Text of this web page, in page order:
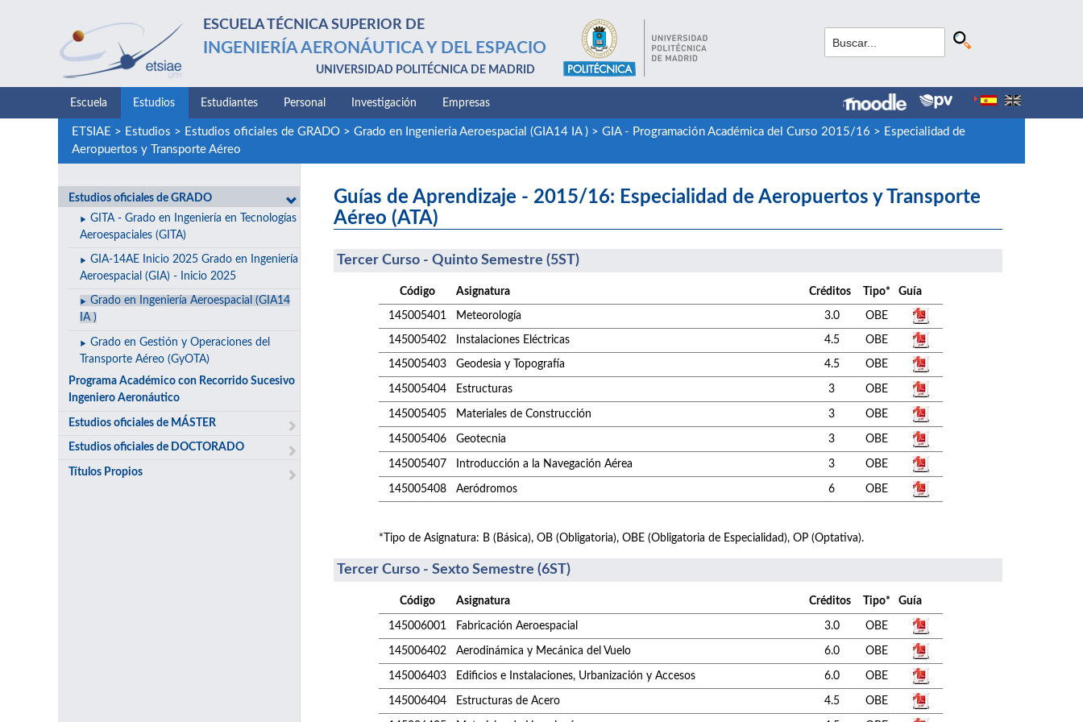
ESCUELA TÉCNICA SUPERIOR DE
INGENIERÍA AERONÁUTICA Y DEL ESPACIO
UNIVERSIDAD POLITÉCNICA DE MADRID
Escuela Estudios Estudiantes Personal Investigación Empresas
ETSIAE > Estudios > Estudios oficiales de GRADO> Grado en Ingeniería Aeroespacial (GIA14 IA )> GIA - Programación Académica del Curso 2015/16 > Especialidad de
Aeropuertos y Transporte Aéreo
Estudios oficiales de GRADO
GITA - Grado en Ingeniería en Tecnologías
Aeroespaciales (GITA)
GIA-14AE Inicio 2025 Grado en Ingeniería
Aeroespacial (GIA) - Inicio 2025
Grado en Ingeniería Aeroespacial (GIA14
IA )
Grado en Gestión y Operaciones del
Transporte Aéreo (GyOTA)
Programa Académico con Recorrido Sucesivo
Ingeniero Aeronáutico
Estudios oficiales de MÁSTER
Estudios oficiales de DOCTORADO
Títulos Propios
Guías de Aprendizaje - 2015/16: Especialidad de Aeropuertos y Transporte
Aéreo (ATA)
Tercer Curso - Quinto Semestre (5ST)
Código Asignatura Créditos Tipo* Guía
145005401 Meteorología 3.0 OBE
145005402 Instalaciones Eléctricas 4.5 OBE
145005403 Geodesia y Topografía 4.5 OBE
145005404 Estructuras 3 OBE
145005405 Materiales de Construcción 3 OBE
145005406 Geotecnia 3 OBE
145005407 Introducción a la Navegación Aérea 3 OBE
145005408 Aeródromos 6 OBE
*Tipo de Asignatura: B (Básica), OB (Obligatoria), OBE (Obligatoria de Especialidad), OP (Optativa).
Tercer Curso - Sexto Semestre (6ST)
Código Asignatura Créditos Tipo* Guía
145006001 Fabricación Aeroespacial 3.0 OBE
145006402 Aerodinámica y Mecánica del Vuelo 6.0 OBE
145006403 Edificios e Instalaciones, Urbanización y Accesos 6.0 OBE
145006404 Estructuras de Acero 4.5 OBE